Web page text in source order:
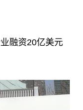
融资20亿美元